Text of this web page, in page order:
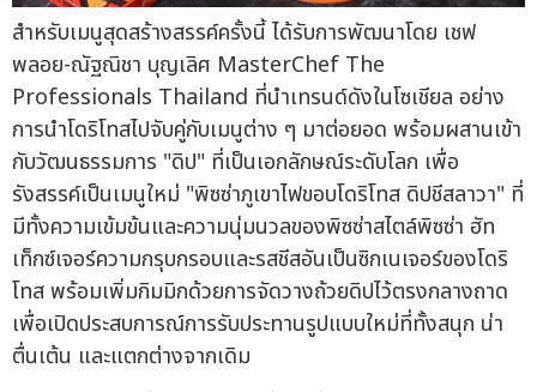
สำหรับเมนูสุดสร้างสรรค์ครั้งนี้ ได้รับการพัฒนาโดย เชฟ
พลอย-ณัฐณิชา บุญเลิศ MasterChef The
Professionals Thailand ที่นำเทรนด์ดังในโซเชียล อย่าง
การนำโดริโทสไปจับคู่กับเมนูต่าง ๆ มาต่อยอด พร้อมผสานเข้า
กับวัฒนธรรมการ "ดิป" ที่เป็นเอกลักษณ์ระดับโลก เพื่อ
รังสรรค์เป็นเมนูใหม่ "พิซซ่าภูเขาไฟขอบโดริโทส ดิปชีสลาวา" ที่
มีทั้งความเข้มข้นและความนุ่มนวลของพิซซ่าสไตล์พิซซ่า ฮัท
เท็กซ์เจอร์ความกรุบกรอบและรสชีสอันเป็นซิกเนเจอร์ของโดริ
โทส พร้อมเพิ่มกิมมิกด้วยการจัดวางถ้วยดิปไว้ตรงกลางถาด
เพื่อเปิดประสบการณ์การรับประทานรูปแบบใหม่ที่ทั้งสนุก น่า
ตื่นเต้น และแตกต่างจากเดิม